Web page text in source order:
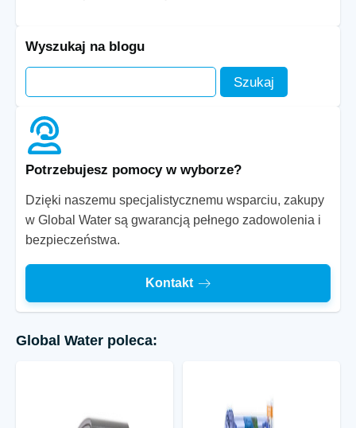
Wyszukaj na blogu
Potrzebujesz pomocy w wyborze?
Dzięki naszemu specjalistycznemu wsparciu, zakupy
w Global Water są gwarancją pełnego zadowolenia i
bezpieczeństwa.
Kontakt
Global Water poleca: